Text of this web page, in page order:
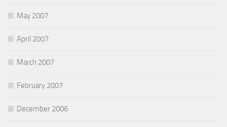
May 2007
April 2007
March 2007
February 2007
December 2006